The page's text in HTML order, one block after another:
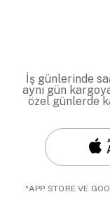
İş günlerinde
aynı gün
özel günlerde
*APP STORE VE